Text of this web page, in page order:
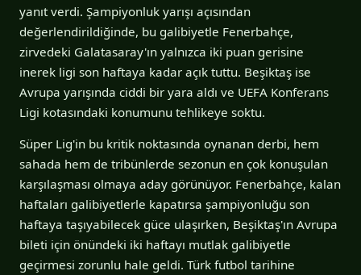
yanıt verdi. Şampiyonluk yarışı açısından
değerlendirildiğinde, bu galibiyetle Fenerbahçe,
zirvedeki Galatasaray'ın yalnızca iki puan gerisine
inerek ligi son haftaya kadar açık tuttu. Beşiktaş ise
Avrupa yarışında ciddi bir yara aldı ve UEFA Konferans
Ligi kotasındaki konumunu tehlikeye soktu.
Süper Lig'in bu kritik noktasında oynanan derbi, hem
sahada hem de tribünlerde sezonun en çok konuşulan
karşılaşması olmaya aday görünüyor. Fenerbahçe, kalan
haftaları galibiyetlerle kapatırsa şampiyonluğu son
haftaya taşıyabilecek güce ulaşırken, Beşiktaş'ın Avrupa
bileti için önündeki iki haftayı mutlak galibiyetle
geçirmesi zorunlu hale geldi. Türk futbol tarihine